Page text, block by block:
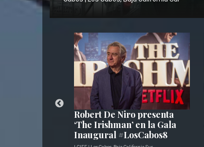
Robert De Niro presenta
‘The Irishman’ en la Gala
Inaugural #LosCabos8